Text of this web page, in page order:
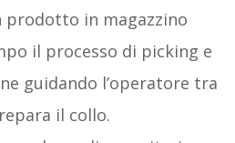
prodotto in magazzino
il processo di picking e
guidando l’operatore tra
il collo.